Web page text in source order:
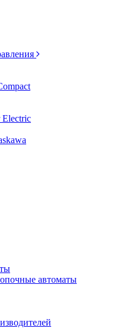
Electric
автоматы